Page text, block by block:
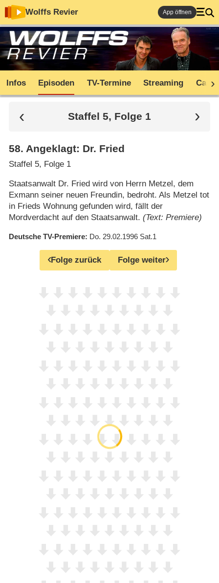
Wolffs Revier App öffnen
Infos Episoden TV-Termine Streaming Cast
Staffel 5, Folge 1
58. Angeklagt: Dr. Fried
Staffel 5, Folge 1
Staatsanwalt Dr. Fried wird von Herrn Metzel, dem
Exmann seiner neuen Freundin, bedroht. Als Metzel tot
in Frieds Wohnung gefunden wird, fällt der
Mordverdacht auf den Staatsanwalt. (Text: Premiere)
Deutsche TV-Premiere Do. 29.02.1996 Sat.1
Folge zurück Folge weiter